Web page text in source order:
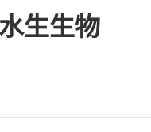
生生物